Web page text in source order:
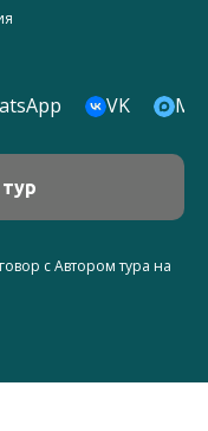
VK
с Автором тура на